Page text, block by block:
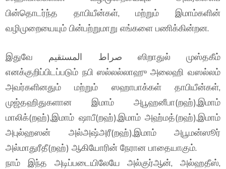
பின்தொடர்ந்த தாபியீன்கள், மற்றும் இமாம்களின்
வழிமுறையையும் பின்பற்றுமாறு எங்களை பணிக்கின்றன.
இதுவே صراط المستقيم ஸிறாதுல் முஸ்தகீம்
எனக்குறிப்பிடப்படும் நபி ஸல்லல்லாஹு அலைஹி வஸல்லம்
அவர்களினதும் மற்றும் ஸஹாபாக்கள் தாபியீன்கள்,
முஜ்தஹிதுகளான இமாம் அபூஹனீபா(றஹ்),இமாம்
மாலிக்(றஹ்),இமாம் ஷாபீ(றஹ்),இமாம் அஹ்மத்(றஹ்),இமாம்
அபுல்ஹஸன் அல்அஷ்அரீ(றஹ்),இமாம் அபூமன்ஸூர்
அல்மாதுரீதீ(றஹ்) ஆகியோரின் நேரான பாதையாகும்.
நாம் இந்த அடிப்படையிலேயே அல்குர்ஆன், அல்ஹதீஸ்,